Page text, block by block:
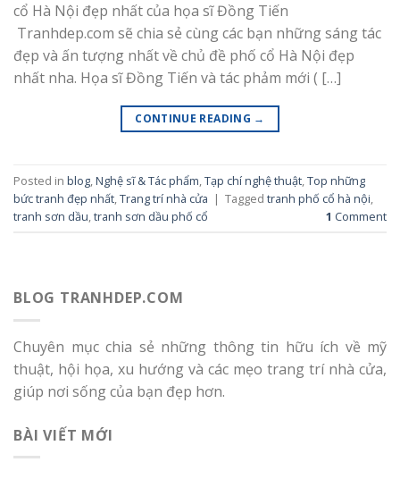
cổ Hà Nội đẹp nhất của họa sĩ Đồng Tiến
Tranhdep.com sẽ chia sẻ cùng các bạn những sáng tác
đẹp và ấn tượng nhất về chủ đề phố cổ Hà Nội đẹp
nhất nha. Họa sĩ Đồng Tiến và tác phảm mới ( […]
CONTINUE READING →
Posted in blog,Nghệ sĩ & Tác phẩm,Tạp chí nghệ thuật,Top những
bức tranh đẹp nhất,Trang trí nhà cửa | Tagged tranh phố cổ hà nội,
tranh sơn dầu,tranh sơn dầu phố cổ 1 Comment
BLOG TRANHDEP.COM
Chuyên mục chia sẻ những thông tin hữu ích về mỹ
thuật, hội họa, xu hướng và các mẹo trang trí nhà cửa,
giúp nơi sống của bạn đẹp hơn.
BÀI VIẾT MỚI